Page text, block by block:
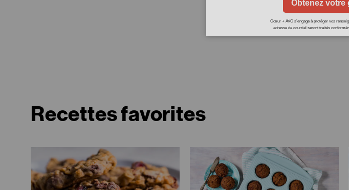
Recettes favorites